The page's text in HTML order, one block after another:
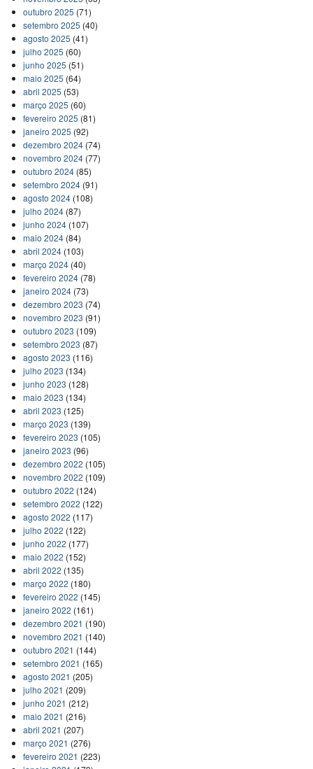
outubro 2025 (71)
setembro 2025 (40)
agosto 2025 (41)
julho 2025 (60)
junho 2025 (51)
maio 2025 (64)
abril 2025 (53)
março 2025 (60)
fevereiro 2025 (81)
janeiro 2025 (92)
dezembro 2024(74)
novembro 2024(77)
outubro 2024(85)
setembro 2024(91)
agosto 2024(108)
julho 2024(87)
junho 2024(107)
maio 2024(84)
abril 2024(103)
março 2024(40)
fevereiro 2024(78)
janeiro 2024(73)
dezembro 2023 (74)
novembro 2023 (91)
outubro 2023 (109)
setembro 2023 (87)
agosto 2023 (116)
julho 2023 (134)
junho 2023 (128)
maio 2023 (134)
abril 2023 (125)
março 2023 (139)
fevereiro 2023 (105)
janeiro 2023 (96)
dezembro 2022 (105)
novembro 2022 (109)
outubro 2022 (124)
setembro 2022 (122)
agosto 2022 (117)
julho 2022 (122)
junho 2022 (177)
maio 2022 (152)
abril 2022 (135)
março 2022 (180)
fevereiro 2022 (145)
janeiro 2022 (161)
dezembro 2021 (190)
novembro 2021 (140)
outubro 2021 (144)
setembro 2021 (165)
agosto 2021 (205)
julho 2021 (209)
junho 2021 (212)
maio 2021 (216)
abril 2021 (207)
março 2021 (276)
fevereiro 2021 (223)